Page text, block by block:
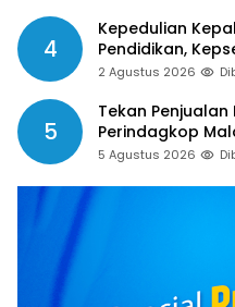
4
Kepedulian
Pendidikan,
Apresiasi
2 Agustus 2026
5
Tekan Penjualan
Perindagkop
Nomor
5 Agustus 2026